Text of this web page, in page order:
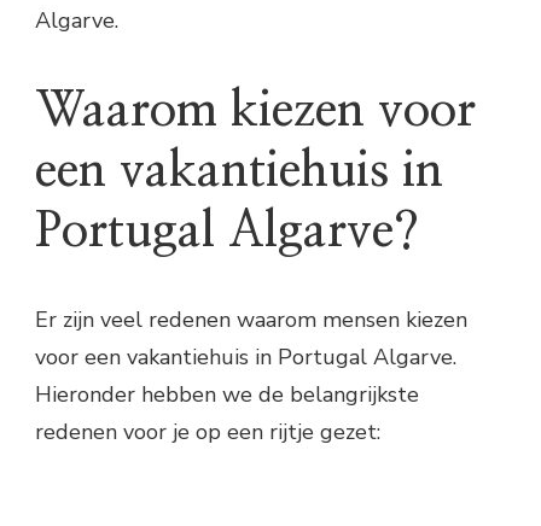
Algarve.
Waarom kiezen voor
een vakantiehuis in
Portugal Algarve?
Er zijn veel redenen waarom mensen kiezen
voor een vakantiehuis in Portugal Algarve.
Hieronder hebben we de belangrijkste
redenen voor je op een rijtje gezet: